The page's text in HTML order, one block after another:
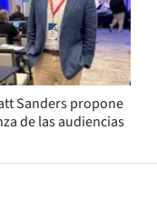
Sanders propone
de las audiencias